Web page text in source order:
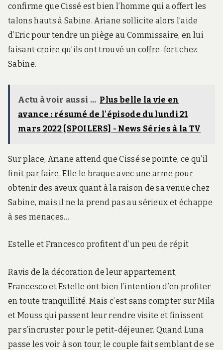
confirme que Cissé est bien l’homme qui a offert les
talons hauts à Sabine. Ariane sollicite alors l’aide
d’Eric pour tendre un piège au Commissaire, en lui
faisant croire qu’ils ont trouvé un coffre-fort chez
Sabine.
Actu à voir aussi ... Plus belle la vie en
avance : résumé de l'épisode du lundi 21
mars 2022 [SPOILERS] - News Séries à la TV
Sur place, Ariane attend que Cissé se pointe, ce qu’il
finit par faire. Elle le braque avec une arme pour
obtenir des aveux quant à la raison de sa venue chez
Sabine, mais il ne la prend pas au sérieux et échappe
à ses menaces…
Estelle et Francesco profitent d’un peu de répit
Ravis de la décoration de leur appartement,
Francesco et Estelle ont bien l’intention d’en profiter
en toute tranquillité. Mais c’est sans compter sur Mila
et Mouss qui passent leur rendre visite et finissent
par s’incruster pour le petit-déjeuner. Quand Luna
passe les voir à son tour, le couple fait semblant de se